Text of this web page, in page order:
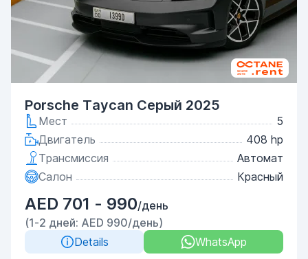
Porsche Taycan Серый 2025
Мест
5
Двигатель
408 hp
Трансмиссия
Автомат
Салон
Красный
AED 701 - 990/день
(1-2 дней: AED 990/день)
Details
WhatsApp